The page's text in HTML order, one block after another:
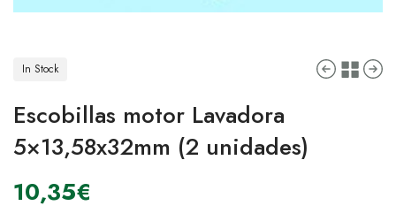
In Stock
Escobillas motor Lavadora
5×13,58x32mm (2 unidades)
10,35€